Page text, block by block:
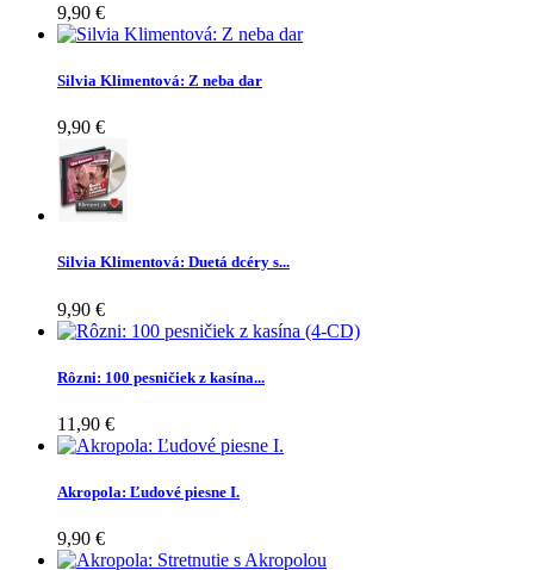
9,90 €
Silvia Klimentová: Z neba dar
9,90 €
Silvia Klimentová: Duetá dcéry s...
9,90 €
Rôzni: 100 pesničiek z kasína...
11,90 €
Akropola: Ľudové piesne I.
9,90 €